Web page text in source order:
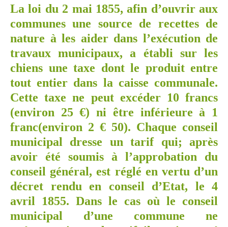
La loi du 2 mai 1855, afin d’ouvrir aux
communes une source de recettes de
nature à les aider dans l’exécution de
travaux municipaux, a établi sur les
chiens une taxe dont le produit entre
tout entier dans la caisse communale.
Cette taxe ne peut excéder 10 francs
(environ 25 €) ni être inférieure à 1
franc(environ 2 € 50). Chaque conseil
municipal dresse un tarif qui; après
avoir été soumis à l’approbation du
conseil général, est réglé en vertu d’un
décret rendu en conseil d’Etat, le 4
avril 1855. Dans le cas où le conseil
municipal d’une commune ne